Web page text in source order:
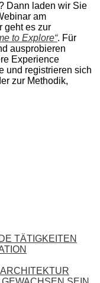
Dann laden wir Sie
am
geht es zur
to Explore“. Für
ausprobieren
Experience
und registrieren sich
zur Methodik,
TÄTIGKEITEN